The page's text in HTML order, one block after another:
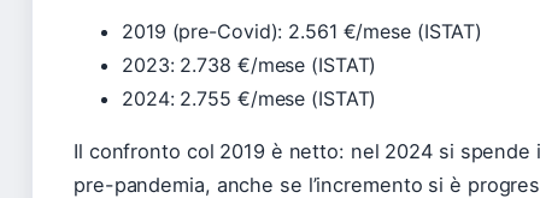
2019 (pre-Covid): 2.561 €/mese (ISTAT)
2023: 2.738 €/mese (ISTAT)
2024: 2.755 €/mese (ISTAT)
Il confronto col 2019 è netto: nel 2024 si spende
pre-pandemia, anche se l’incremento si è